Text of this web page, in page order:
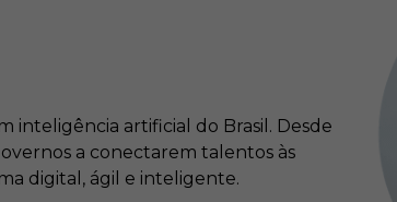
inteligência artificial do Brasil. Desde
a conectarem talentos às
digital, ágil e inteligente.